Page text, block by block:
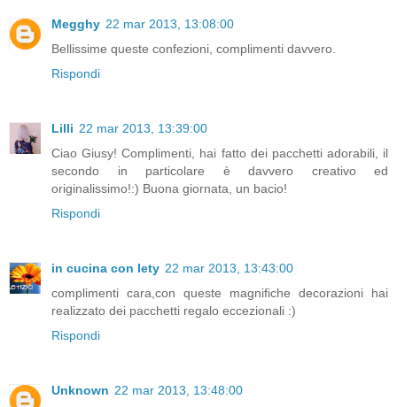
Megghy 22 mar 2013, 13:08:00
Bellissime queste confezioni, complimenti davvero.
Rispondi
Lilli 22 mar 2013, 13:39:00
Ciao Giusy! Complimenti, hai fatto dei pacchetti adorabili, il
secondo in particolare è davvero creativo ed
originalissimo!:) Buona giornata, un bacio!
Rispondi
in cucina con lety 22 mar 2013, 13:43:00
complimenti cara,con queste magnifiche decorazioni hai
realizzato dei pacchetti regalo eccezionali :)
Rispondi
Unknown 22 mar 2013, 13:48:00